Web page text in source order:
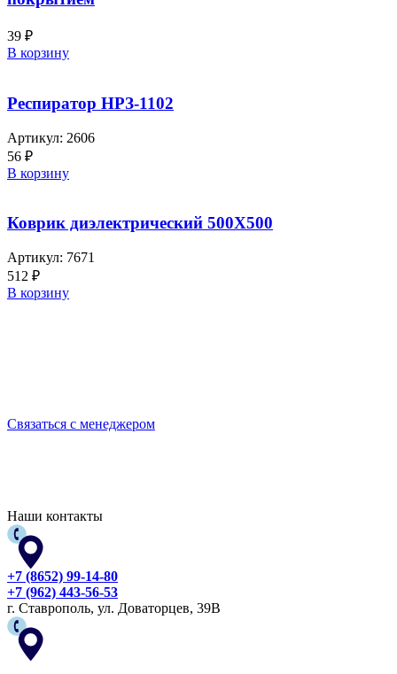
39 ₽
В корзину
Респиратор НРЗ-1102
Артикул: 2606
56 ₽
В корзину
Коврик диэлектрический 500Х500
Артикул: 7671
512 ₽
В корзину
Связаться с менеджером
Наши контакты
+7 (8652) 99-14-80
+7 (962) 443-56-53
г. Ставрополь, ул. Доваторцев, 39В